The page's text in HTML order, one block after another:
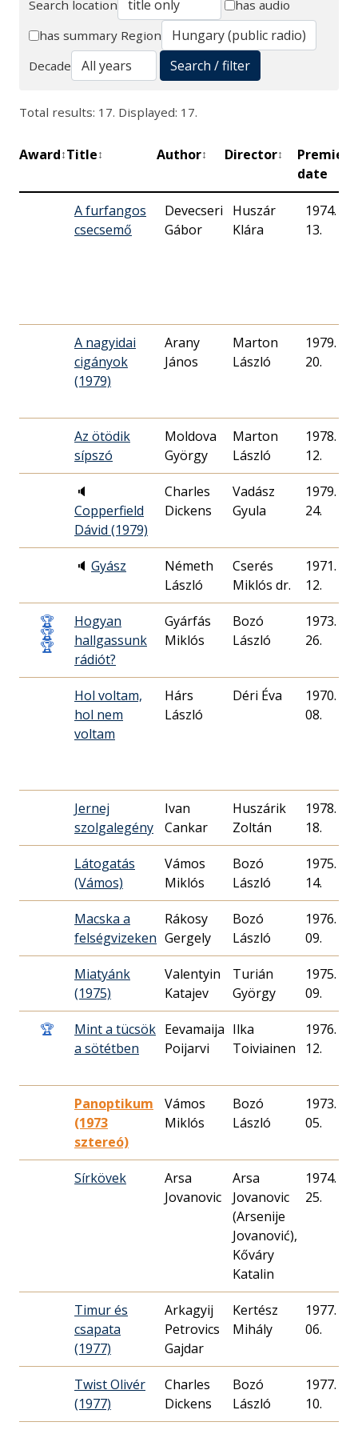
Search
Search location
has audio
has summary Region
Decade
Search / filter
Total results: 17. Displayed: 17.
Award↕Title↕ Author↕ Director↕
Premiere
date
A furfangos
csecsemő
Devecseri
Gábor
Huszár
Klára
1974. 10.
13.
A nagyidai
cigányok
(1979)
Arany
János
Marton
László
1979. 05.
20.
Az ötödik
sípszó
Moldova
György
Marton
László
1978. 06.
12.
🔈
Copperfield
Dávid (1979)
Charles
Dickens
Vadász
Gyula
1979. 12.
24.
🔈 Gyász
Németh
László
Cserés
Miklós dr.
1971. 04.
12.
🏆
🏆
🏆
Hogyan
hallgassunk
rádiót?
Gyárfás
Miklós
Bozó
László
1973. 08.
26.
Hol voltam,
hol nem
voltam
Hárs
László
Déri Éva
1970. 11.
08.
Jernej
szolgalegény
Ivan
Cankar
Huszárik
Zoltán
1978. 09.
18.
Látogatás
(Vámos)
Vámos
Miklós
Bozó
László
1975. 04.
14.
Macska a
felségvizeken
Rákosy
Gergely
Bozó
László
1976. 02.
09.
Miatyánk
(1975)
Valentyin
Katajev
Turián
György
1975. 03.
09.
🏆
Mint a tücsök
a sötétben
Eevamaija
Poijarvi
Ilka
Toiviainen
1976. 12.
12.
Panoptikum
(1973
sztereó)
Vámos
Miklós
Bozó
László
1973. 02.
05.
Sírkövek
Arsa
Jovanovic
Arsa
Jovanovic
(Arsenije
Jovanović),
Kőváry
Katalin
1974. 11.
25.
Timur és
csapata
(1977)
Arkagyij
Petrovics
Kertész
Mihály
1977. 11.
06.
Twist Olivér
(1977)
Charles
Dickens
Bozó
László
1977. 02.
10.